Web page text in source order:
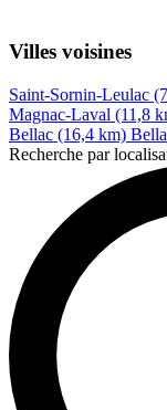
Villes voisines
Saint-Sornin-Leulac
Magnac-Laval (11,8
Bellac (16,4 km)
Recherche par